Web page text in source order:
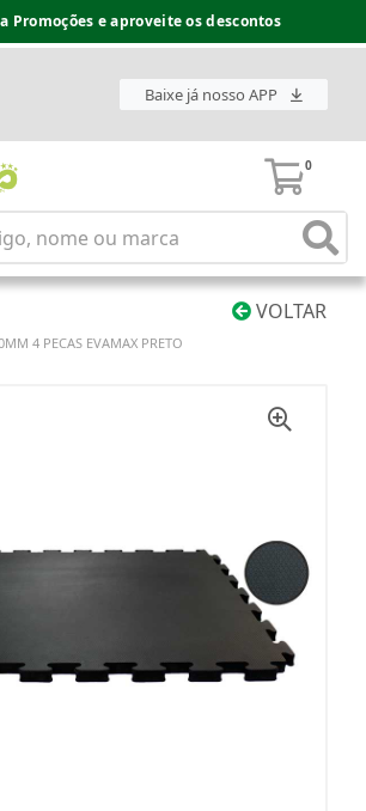
Promoções e aproveite os descontos
Baixe já nosso APP
0
VOLTAR
4 PECAS EVAMAX PRETO